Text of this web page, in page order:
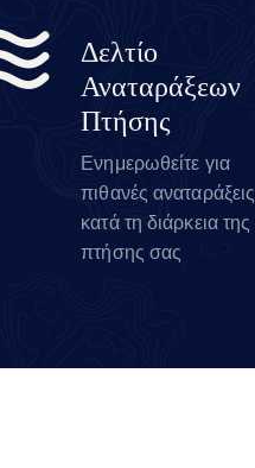
Δελτίο
Αναταράξεων
Πτήσης
Ενημερωθείτε για
πιθανές αναταράξεις
κατά τη διάρκεια της
πτήσης σας